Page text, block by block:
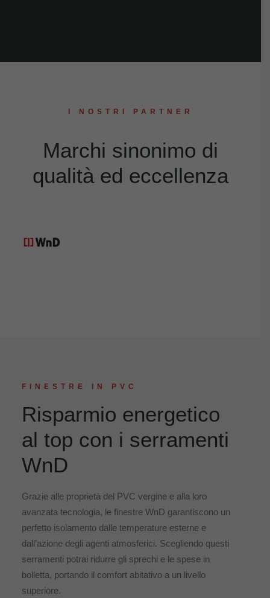
I NOSTRI PARTNER
Marchi sinonimo di
qualità ed eccellenza
FINESTRE IN PVC
Risparmio energetico
al top con i serramenti
WnD
Grazie alle proprietà del PVC vergine e alla loro
avanzata tecnologia, le finestre WnD garantiscono un
perfetto isolamento dalle temperature esterne e
dall’azione degli agenti atmosferici. Scegliendo questi
serramenti potrai ridurre gli sprechi e le spese in
bolletta, portando il comfort abitativo a un livello
superiore.